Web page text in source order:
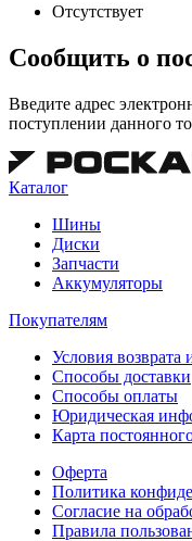
Отсутствует
Сообщить о
Введите адрес
поступлении данного
Каталог
Шины
Диски
Запчасти
Аккумуляторы
Покупателям
Условия возврата
Способы доставки
Способы оплаты
Юридическая
Карта
Оферта
Политика
Согласие на
Правила